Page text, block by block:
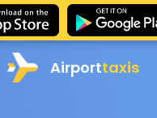
Airporttaxis